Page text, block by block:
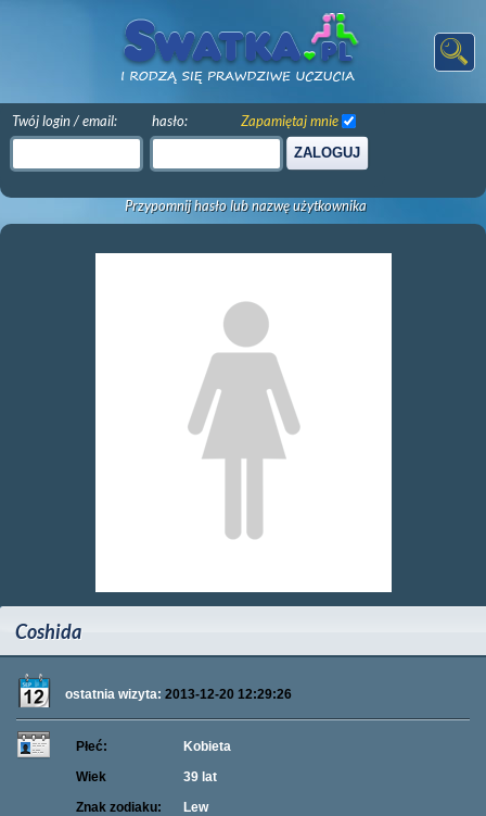
Twój login / email: hasło:
ZALOGUJ
Zapamiętaj mnie
Przypomnij hasło lub nazwę użytkownika
Coshida
ostatnia wizyta: 2013-12-20 12:29:26
Płeć:
Kobieta
Wiek
39 lat
Znak zodiaku:
Lew